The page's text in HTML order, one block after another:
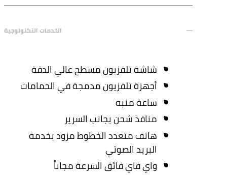
الخدمات التكنولوجية
شاشة تلفزيون مسطح عالي الدقة
أجهزة تلفزيون مدمجة في الحمامات
ساعة منبه
منافذ شحن بجانب السرير
هاتف متعدد الخطوط مزود بخدمة
البريد الصوتي
واي فاي فائق السرعة مجاناً